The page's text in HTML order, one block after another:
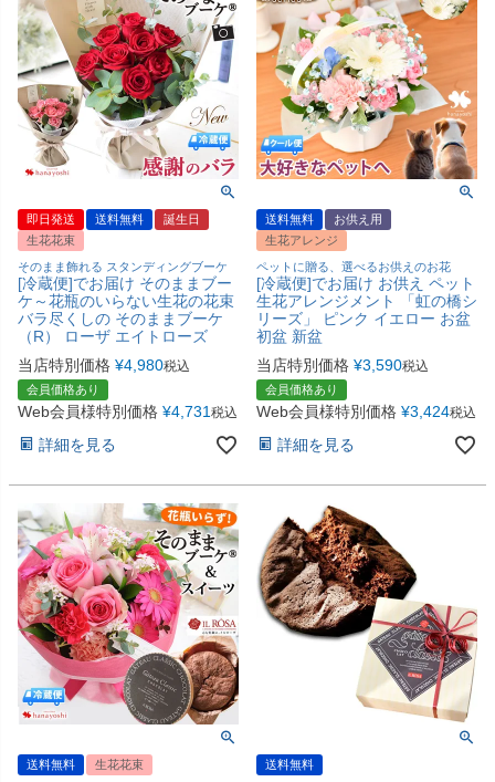
即日発送 送料無料
誕生日
生花花束
そのまま飾れる スタンディングブーケ
[冷蔵便]でお届け そのままブー
ケ～花瓶のいらない生花の花束
バラ尽くしの そのままブーケ
（R） ローザ エイトローズ
当店特別価格 ¥4,980税込
会員価格あり
Web会員様特別価格 ¥4,731 税込
詳細を見る
送料無料
お供え用
生花アレンジ
ペットに贈る、選べるお供えのお花
[冷蔵便]でお届け お供え ペット
生花アレンジメント 「虹の橋シ
リーズ」 ピンク イエロー お盆
初盆 新盆
当店特別価格 ¥3,590税込
会員価格あり
Web会員様特別価格 ¥3,424税込
詳細を見る
送料無料
生花花束
送料無料